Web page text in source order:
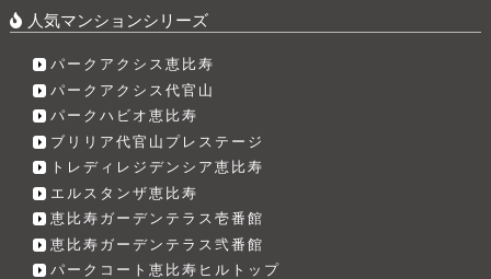
人気マンションシリーズ
パークアクシス恵比寿
パークアクシス代官山
パークハビオ恵比寿
ブリリア代官山プレステージ
トレディレジデンシア恵比寿
エルスタンザ恵比寿
恵比寿ガーデンテラス壱番館
恵比寿ガーデンテラス弐番館
パークコート恵比寿ヒルトップ